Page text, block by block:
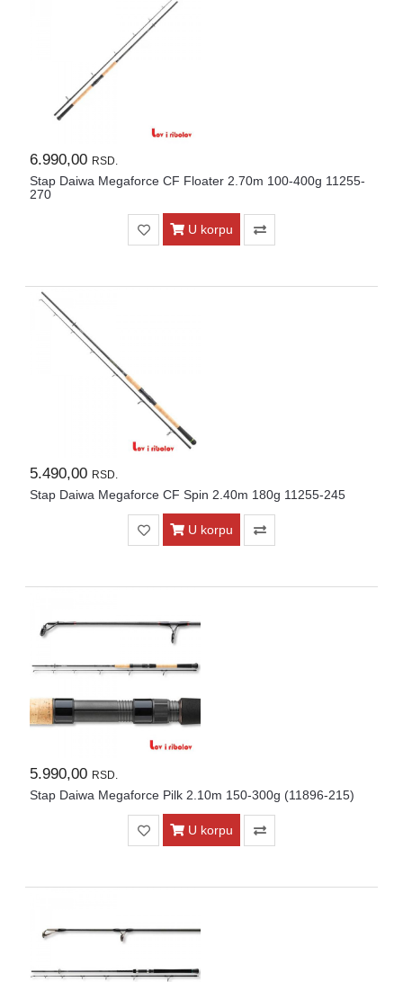
6.990,00 RSD.
Stap Daiwa Megaforce CF Floater 2.70m 100-400g 11255-
270
U korpu
5.490,00 RSD.
Stap Daiwa Megaforce CF Spin 2.40m 180g 11255-245
U korpu
5.990,00 RSD.
Stap Daiwa Megaforce Pilk 2.10m 150-300g (11896-215)
U korpu